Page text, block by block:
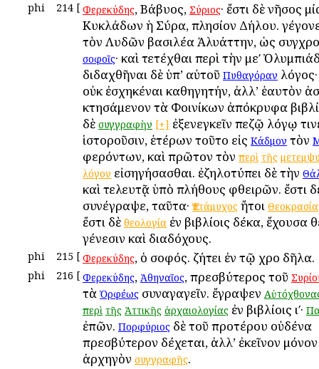
phi 214 [ Φερεκύδης, Βάβυος, Σύριος· ἔστι δὲ νῆσος
Κυκλάδων ἡ Σύρα, πλησίον Δήλου.
τὸν Λυδῶν βασιλέα Ἀλυάττην, ὡς
σοφοῖς· καὶ τετέχθαι περὶ τὴν μεʹ
διδαχθῆναι δὲ ὑπ’ αὐτοῦ Πυθαγόραν
οὐκ ἐσχηκέναι καθηγητήν, ἀλλ’ ἑαυτὸν
κτησάμενον τὰ Φοινίκων ἀπόκρυφα
δὲ συγγραφὴν [+] ἐξενεγκεῖν πεζῷ λόγῳ
ἱστοροῦσιν, ἑτέρων τοῦτο εἰς Κάδμον τὸν
φερόντων, καὶ πρῶτον τὸν περὶ τῆς
λόγον εἰσηγήσασθαι. ἐζηλοτύπει δὲ τὴν
καὶ τελευτᾷ ὑπὸ πλήθους φθειρῶν. ἔστι
συνέγραψε, ταῦτα· Ἑπτάμυχος ἤτοι Θεοκρασία
ἔστι δὲ θεολογία ἐν βιβλίοις δέκα, ἔχουσα
γένεσιν καὶ διαδόχους.
phi 215 [ Φερεκύδης, ὁ σοφός. ζήτει ἐν τῷ χροῒ δῆλα.
phi 216 [ Φερεκύδης, Ἀθηναῖος, πρεσβύτερος τοῦ
τὰ Ὀρφέως συναγαγεῖν. ἔγραψεν
περὶ τῆς Ἀττικῆς ἀρχαιολογίας ἐν βιβλίοις ιʹ·
ἐπῶν. Πορφύριος δὲ τοῦ προτέρου οὐδένα
πρεσβύτερον δέχεται, ἀλλ’ ἐκεῖνον μόνον
ἀρχηγὸν συγγραφῆς.